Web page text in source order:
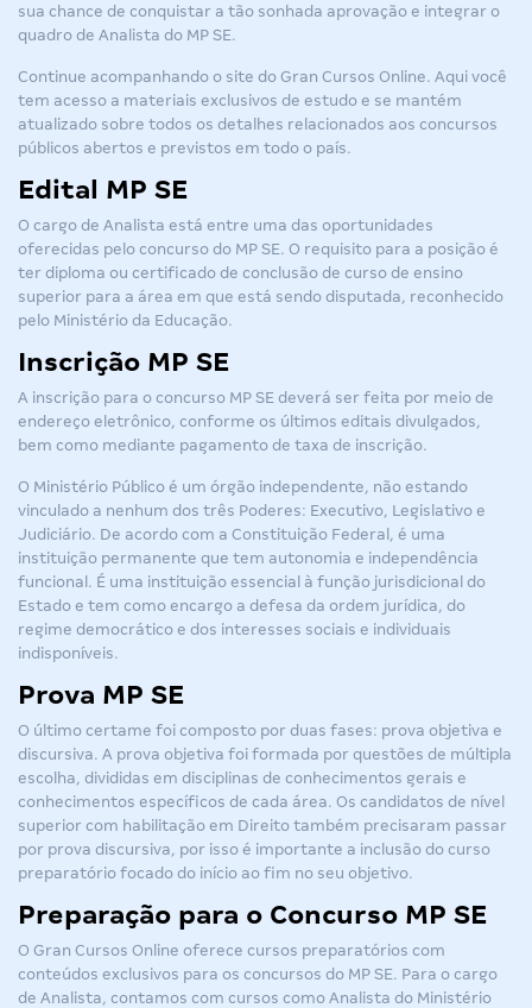
sua chance de conquistar a tão sonhada aprovação e integrar o
quadro de Analista do MP SE.
Continue acompanhando o site do Gran Cursos Online. Aqui você
tem acesso a materiais exclusivos de estudo e se mantém
atualizado sobre todos os detalhes relacionados aos concursos
públicos abertos e previstos em todo o país.
Edital MP SE
O cargo de Analista está entre uma das oportunidades
oferecidas pelo concurso do MP SE. O requisito para a posição é
ter diploma ou certificado de conclusão de curso de ensino
superior para a área em que está sendo disputada, reconhecido
pelo Ministério da Educação.
Inscrição MP SE
A inscrição para o concurso MP SE deverá ser feita por meio de
endereço eletrônico, conforme os últimos editais divulgados,
bem como mediante pagamento de taxa de inscrição.
O Ministério Público é um órgão independente, não estando
vinculado a nenhum dos três Poderes: Executivo, Legislativo e
Judiciário. De acordo com a Constituição Federal, é uma
instituição permanente que tem autonomia e independência
funcional. É uma instituição essencial à função jurisdicional do
Estado e tem como encargo a defesa da ordem jurídica, do
regime democrático e dos interesses sociais e individuais
indisponíveis.
Prova MP SE
O último certame foi composto por duas fases: prova objetiva e
discursiva. A prova objetiva foi formada por questões de múltipla
escolha, divididas em disciplinas de conhecimentos gerais e
conhecimentos específicos de cada área. Os candidatos de nível
superior com habilitação em Direito também precisaram passar
por prova discursiva, por isso é importante a inclusão do curso
preparatório focado do início ao fim no seu objetivo.
Preparação para o Concurso MP SE
O Gran Cursos Online oferece cursos preparatórios com
conteúdos exclusivos para os concursos do MP SE. Para o cargo
de Analista, contamos com cursos como Analista do Ministério